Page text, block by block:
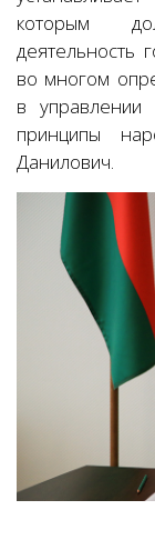
которым
деятельность
во многом
в управлении
принципы
Данилович.